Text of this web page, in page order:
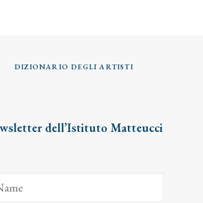
DIZIONARIO DEGLI ARTISTI
dell’Istituto Matteucci